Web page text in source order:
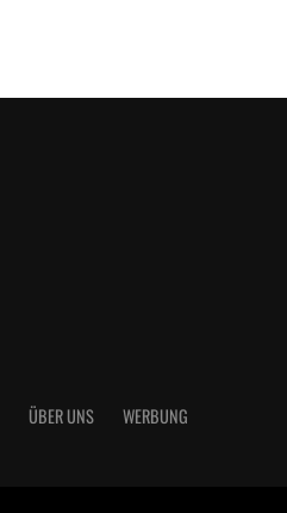
ÜBER UNS WERBUNG